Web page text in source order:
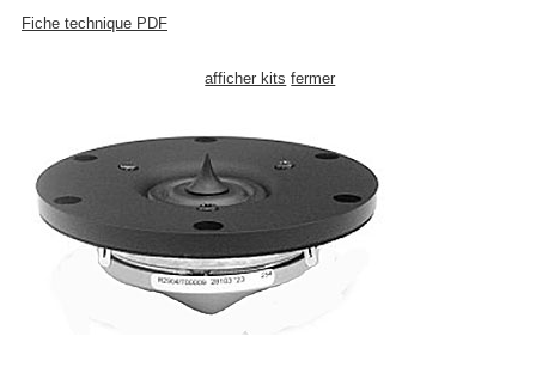
Fiche technique PDF
afficher kits fermer